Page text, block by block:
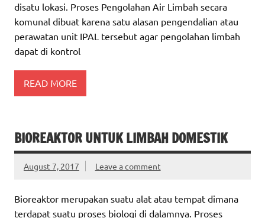
disatu lokasi. Proses Pengolahan Air Limbah secara
komunal dibuat karena satu alasan pengendalian atau
perawatan unit IPAL tersebut agar pengolahan limbah
dapat di kontrol
READ MORE
BIOREAKTOR UNTUK LIMBAH DOMESTIK
August 7, 2017 Leave a comment
Bioreaktor merupakan suatu alat atau tempat dimana
terdapat suatu proses biologi di dalamnya. Proses